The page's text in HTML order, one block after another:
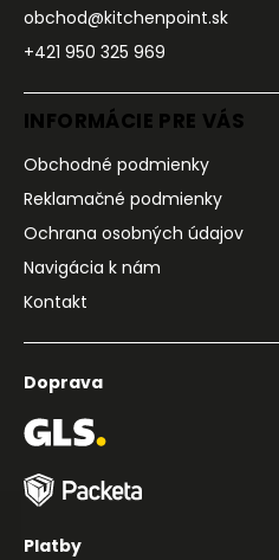
obchod@kitchenpoint.sk
+421 950 325 969
INFORMÁCIE PRE VÁS
Obchodné podmienky
Reklamačné podmienky
Ochrana osobných údajov
Navigácia k nám
Kontakt
Doprava
Platby